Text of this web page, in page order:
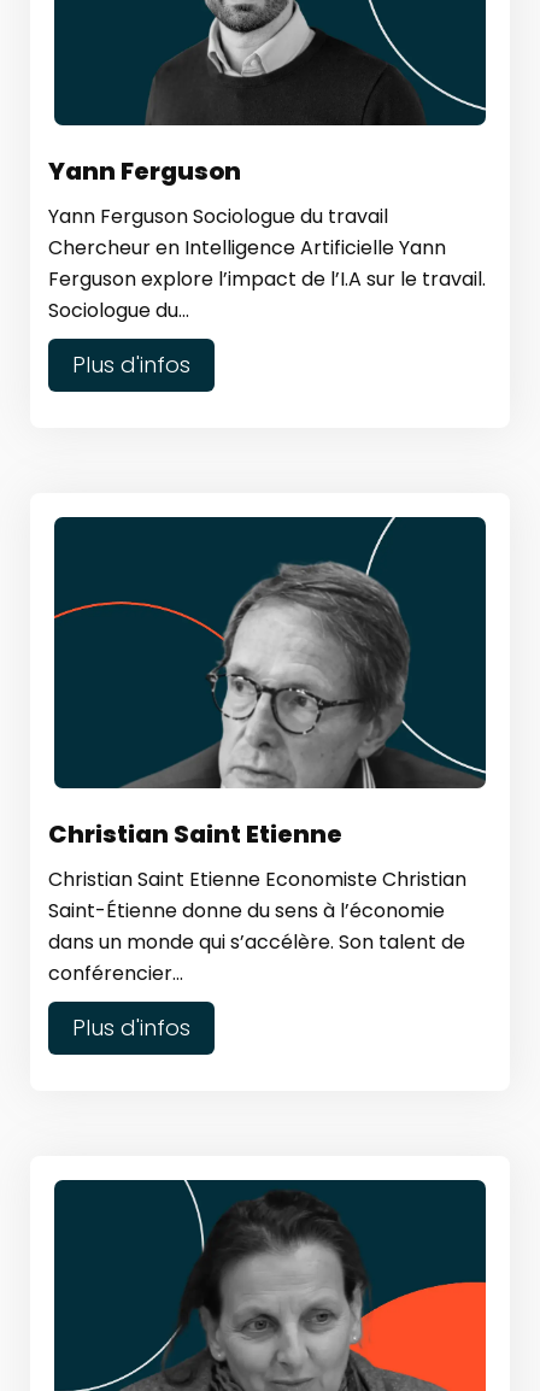
Yann Ferguson
Yann Ferguson Sociologue du travail
Chercheur en Intelligence Artificielle Yann
Ferguson explore l’impact de l’I.A sur le travail.
Sociologue du...
Plus d'infos
Christian Saint Etienne
Christian Saint Etienne Economiste Christian
Saint-Étienne donne du sens à l’économie
dans un monde qui s’accélère. Son talent de
conférencier...
Plus d'infos